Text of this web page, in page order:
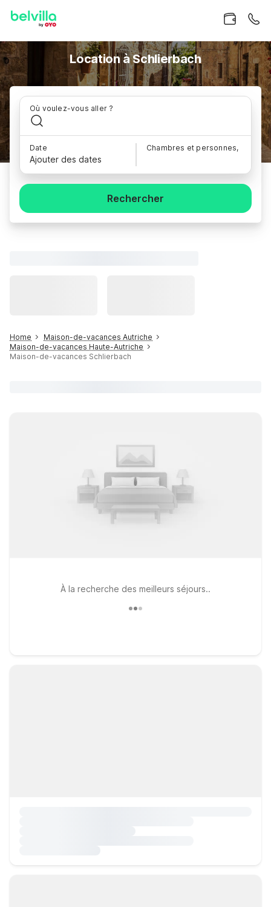
Location à Schlierbach
Où voulez-vous aller ?
Date
Ajouter des dates
Chambres et personnes,
Rechercher
Home
Maison-de-vacances Autriche
Maison-de-vacances Haute-Autriche
Maison-de-vacances Schlierbach
À la recherche des meilleurs séjours..